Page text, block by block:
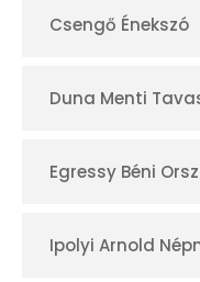
Csengő Énekszó
Duna Menti
Egressy Béni
Ipolyi Arnold